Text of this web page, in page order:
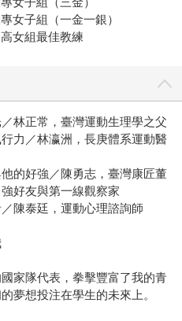
女子組（一金一銀）
女組最佳教練
林正常，臺灣運動生理學之父
力／林瀛洲，長庚體系運動醫
的好強／陳勇志，臺灣康匠董
好友與第一線觀察家
陳泰廷，運動心理諮詢師
家隊代表，拳擊豐富了我的青
夢想投注在學生的未來上。